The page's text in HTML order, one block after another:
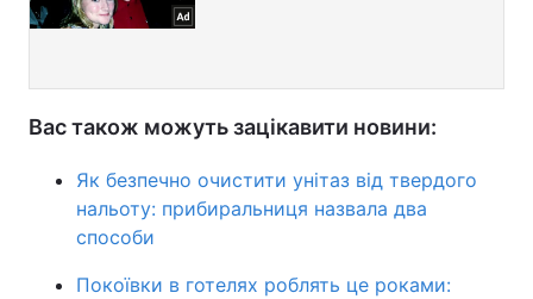
Вас також можуть зацікавити новини:
Як безпечно очистити унітаз від твердого
нальоту: прибиральниця назвала два
способи
Покоївки в готелях роблять це роками: